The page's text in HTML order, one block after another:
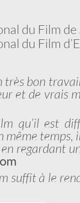
du Film
du Film
très bon
et de vrais
qu’il est
temps,
regardant
suffit à le